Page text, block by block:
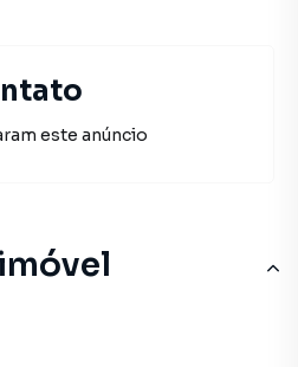
este anúncio